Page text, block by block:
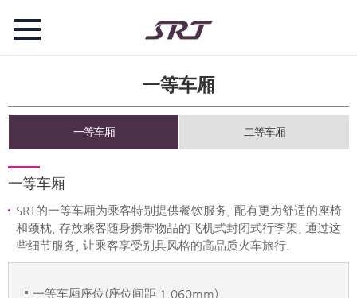
一等车厢
一等车厢 二等车厢
一等车厢
SRT的一等车厢为乘客特别提供餐饮服务, 配有更为舒适的座椅
和颈枕, 存放乘客随身携带物品的飞机式封闭式行李架, 通过这
些细节服务, 让乘客享受别具风格的高品质火车旅行.
一等车厢座位(座位间距 1,060mm)